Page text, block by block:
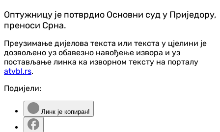
Оптужницу је потврдио Основни суд у Приједору,
преноси Срна.
Преузимање дијелова текста или текста у цјелини је
дозвољено уз обавезно навођење извора и уз
постављање линка ка изворном тексту на порталу
atvbl.rs.
Подијели:
Линк је копиран!